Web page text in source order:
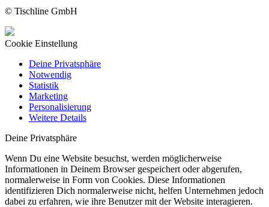
© Tischline GmbH
Cookie Einstellung
Deine Privatsphäre
Notwendig
Statistik
Marketing
Personalisierung
Weitere Details
Deine Privatsphäre
Wenn Du eine Website besuchst, werden möglicherweise
Informationen in Deinem Browser gespeichert oder abgerufen,
normalerweise in Form von Cookies. Diese Informationen
identifizieren Dich normalerweise nicht, helfen Unternehmen jedoch
dabei zu erfahren, wie ihre Benutzer mit der Website interagieren.